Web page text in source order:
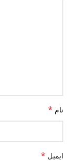
نام *
ایمیل *